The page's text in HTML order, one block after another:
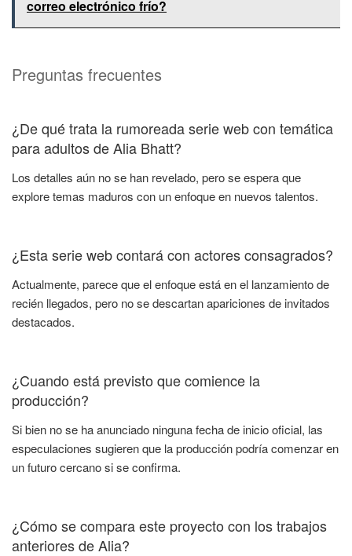
correo electrónico frío?
Preguntas frecuentes
¿De qué trata la rumoreada serie web con temática
para adultos de Alia Bhatt?
Los detalles aún no se han revelado, pero se espera que
explore temas maduros con un enfoque en nuevos talentos.
¿Esta serie web contará con actores consagrados?
Actualmente, parece que el enfoque está en el lanzamiento de
recién llegados, pero no se descartan apariciones de invitados
destacados.
¿Cuando está previsto que comience la
producción?
Si bien no se ha anunciado ninguna fecha de inicio oficial, las
especulaciones sugieren que la producción podría comenzar en
un futuro cercano si se confirma.
¿Cómo se compara este proyecto con los trabajos
anteriores de Alia?